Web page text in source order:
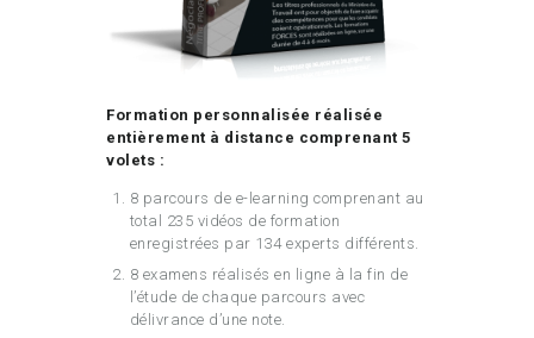
Formation personnalisée réalisée
entièrement à distance comprenant 5
volets :
8 parcours de e-learning comprenant au
total 235 vidéos de formation
enregistrées par 134 experts différents.
8 examens réalisés en ligne à la fin de
l’étude de chaque parcours avec
délivrance d’une note.